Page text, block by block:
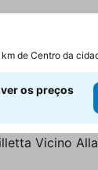
de Centro da
os preços